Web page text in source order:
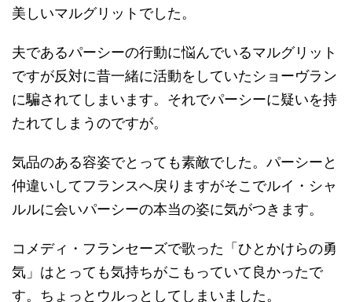
美しいマルグリットでした。
夫であるパーシーの行動に悩んでいるマルグリット
ですが反対に昔一緒に活動をしていたショーヴラン
に騙されてしまいます。それでパーシーに疑いを持
たれてしまうのですが。
気品のある容姿でとっても素敵でした。パーシーと
仲違いしてフランスへ戻りますがそこでルイ・シャ
ルルに会いパーシーの本当の姿に気がつきます。
コメディ・フランセーズで歌った「ひとかけらの勇
気」はとっても気持ちがこもっていて良かったで
す。ちょっとウルっとしてしまいました。